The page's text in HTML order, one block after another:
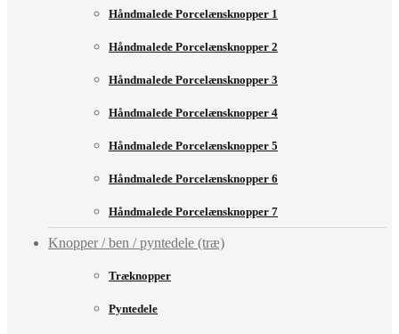
Håndmalede Porcelænsknopper 1
Håndmalede Porcelænsknopper 2
Håndmalede Porcelænsknopper 3
Håndmalede Porcelænsknopper 4
Håndmalede Porcelænsknopper 5
Håndmalede Porcelænsknopper 6
Håndmalede Porcelænsknopper 7
Knopper / ben / pyntedele (træ)
Træknopper
Pyntedele